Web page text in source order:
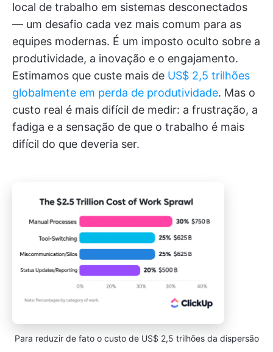
local de trabalho em sistemas desconectados
— um desafio cada vez mais comum para as
equipes modernas. É um imposto oculto sobre a
produtividade, a inovação e o engajamento.
Estimamos que custe mais de US$ 2,5 trilhões
globalmente em perda de produtividade. Mas o
custo real é mais difícil de medir: a frustração, a
fadiga e a sensação de que o trabalho é mais
difícil do que deveria ser.
Para reduzir de fato o custo de US$ 2,5 trilhões da dispersão